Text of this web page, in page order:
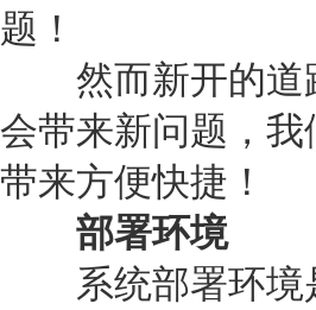
题！
然而新开的道
会带来新问题，
带来方便快捷！
部署环境
系统部署环境